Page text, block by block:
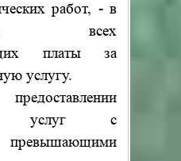
работ, - в
всех
платы за
услугу.
услуг с